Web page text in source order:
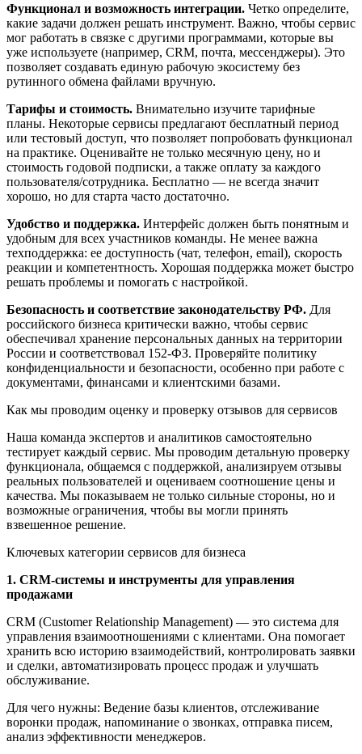
Функционал и возможность интеграции. Четко определите,
какие задачи должен решать инструмент. Важно, чтобы сервис
мог работать в связке с другими программами, которые вы
уже используете (например, CRM, почта, мессенджеры). Это
позволяет создавать единую рабочую экосистему без
рутинного обмена файлами вручную.
Тарифы и стоимость. Внимательно изучите тарифные
планы. Некоторые сервисы предлагают бесплатный период
или тестовый доступ, что позволяет попробовать функционал
на практике. Оценивайте не только месячную цену, но и
стоимость годовой подписки, а также оплату за каждого
пользователя/сотрудника. Бесплатно — не всегда значит
хорошо, но для старта часто достаточно.
Удобство и поддержка. Интерфейс должен быть понятным и
удобным для всех участников команды. Не менее важна
техподдержка: ее доступность (чат, телефон, email), скорость
реакции и компетентность. Хорошая поддержка может быстро
решать проблемы и помогать с настройкой.
Безопасность и соответствие законодательству РФ. Для
российского бизнеса критически важно, чтобы сервис
обеспечивал хранение персональных данных на территории
России и соответствовал 152-ФЗ. Проверяйте политику
конфиденциальности и безопасности, особенно при работе с
документами, финансами и клиентскими базами.
Как мы проводим оценку и проверку отзывов для сервисов
Наша команда экспертов и аналитиков самостоятельно
тестирует каждый сервис. Мы проводим детальную проверку
функционала, общаемся с поддержкой, анализируем отзывы
реальных пользователей и оцениваем соотношение цены и
качества. Мы показываем не только сильные стороны, но и
возможные ограничения, чтобы вы могли принять
взвешенное решение.
Ключевых категории сервисов для бизнеса
1. CRM-системы и инструменты для управления
продажами
CRM (Customer Relationship Management) — это система для
управления взаимоотношениями с клиентами. Она помогает
хранить всю историю взаимодействий, контролировать заявки
и сделки, автоматизировать процесс продаж и улучшать
обслуживание.
Для чего нужны: Ведение базы клиентов, отслеживание
воронки продаж, напоминание о звонках, отправка писем,
анализ эффективности менеджеров.